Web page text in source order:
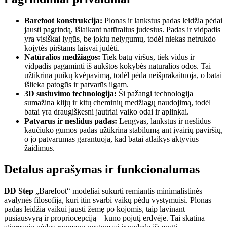
Barefoot konstrukcija: Plonas ir lankstus padas leidžia pėdai
jausti pagrindą, išlaikant natūralius judesius. Padas ir vidpadis
yra visiškai lygūs, be jokių nelygumų, todėl niekas netrukdo
kojytės pirštams laisvai judėti.
Natūralios medžiagos: Tiek batų viršus, tiek vidus ir
vidpadis pagaminti iš aukštos kokybės natūralios odos. Tai
užtikrina puikų kvėpavimą, todėl pėda neišprakaituoja, o batai
išlieka patogūs ir patvarūs ilgam.
3D susiuvimo technologija: Ši pažangi technologija
sumažina klijų ir kitų cheminių medžiagų naudojimą, todėl
batai yra draugiškesni jautriai vaiko odai ir aplinkai.
Patvarus ir neslidus padas: Lengvas, lankstus ir neslidus
kaučiuko gumos padas užtikrina stabilumą ant įvairių paviršių,
o jo patvarumas garantuoja, kad batai atlaikys aktyvius
žaidimus.
Detalus aprašymas ir funkcionalumas
DD Step „Barefoot“ modeliai sukurti remiantis minimalistinės
avalynės filosofija, kuri itin svarbi vaikų pėdų vystymuisi. Plonas
padas leidžia vaikui jausti žemę po kojomis, taip lavinant
pusiausvyrą ir propriocepciją – kūno pojūtį erdvėje. Tai skatina